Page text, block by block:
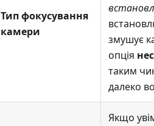
Тип фокусування
камери
змушує
опція
таким
далеко
Якщо